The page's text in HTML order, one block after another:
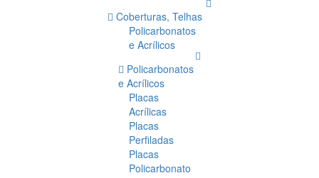
Coberturas, Telhas
Policarbonatos
e Acrílicos
Policarbonatos
e Acrílicos
Placas
Acrílicas
Placas
Perfiladas
Placas
Policarbonato